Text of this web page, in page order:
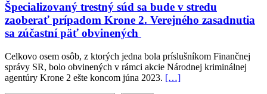
Špecializovaný trestný súd sa bude v stredu
zaoberať prípadom Krone 2. Verejného zasadnutia
sa zúčastní päť obvinených
Celkovo osem osôb, z ktorých jedna bola príslušníkom Finančnej
správy SR, bolo obvinených v rámci akcie Národnej kriminálnej
agentúry Krone 2 ešte koncom júna 2023. […]